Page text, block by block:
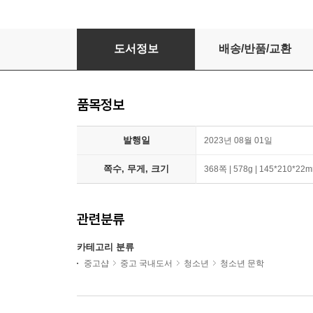
이토록 공부가 재미있어지는 순간 에디션
도서정보 배송/반품/교환
품목정보
발행일 2023년 08월 01일
쪽수, 무게, 크기 368쪽 | 578g |
관련분류
카테고리 분류
중고샵 중고 국내도서 청소년 청소년 문학